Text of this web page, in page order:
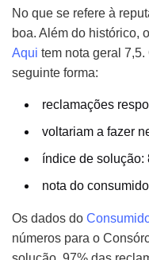
No que se refere à
boa. Além do histórico, o
Aqui tem nota geral
seguinte forma:
reclamações
voltariam a fazer
índice de solução:
nota do
Os dados do
números para o